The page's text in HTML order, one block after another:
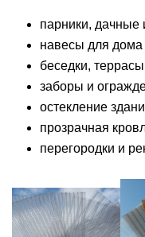
парники,
навесы для
беседки,
заборы и
остекление
прозрачная
перегородки и